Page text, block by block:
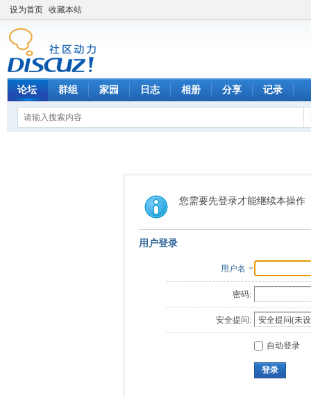
设为首页 收藏本站
论坛 群组 家园 日志 相册 分享 记录
您需要先登录才能继续本操作
用户登录
用户名
密码:
安全提问:
自动登录
登录